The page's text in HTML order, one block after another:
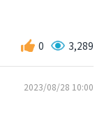
0 3,289
2023/08/28 10:00